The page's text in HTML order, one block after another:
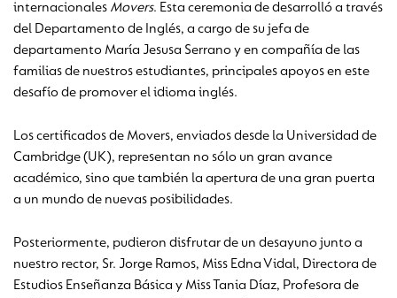
internacionales Movers. Esta ceremonia de desarrolló a través
del Departamento de Inglés, a cargo de su jefa de
departamento María Jesusa Serrano y en compañía de las
familias de nuestros estudiantes, principales apoyos en este
desafío de promover el idioma inglés.
Los certificados de Movers, enviados desde la Universidad de
Cambridge (UK), representan no sólo un gran avance
académico, sino que también la apertura de una gran puerta
a un mundo de nuevas posibilidades.
Posteriormente, pudieron disfrutar de un desayuno junto a
nuestro rector, Sr. Jorge Ramos, Miss Edna Vidal, Directora de
Estudios Enseñanza Básica y Miss Tania Díaz, Profesora de